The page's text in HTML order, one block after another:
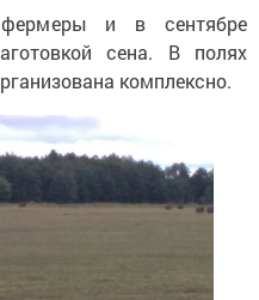
и в сентябре
сена. В полях
комплексно.